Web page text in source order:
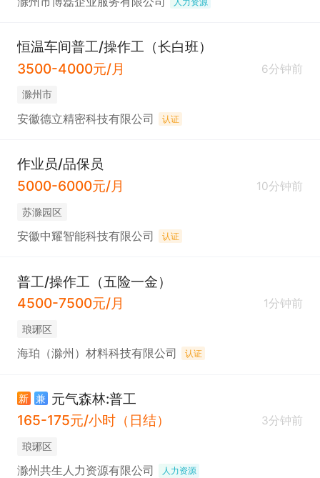
恒温车间普工/操作工（长白班）
3500-4000元/月
6分钟前
滁州市
安徽德立精密科技有限公司 认证
作业员/品保员
5000-6000元/月
10分钟前
苏滁园区
安徽中耀智能科技有限公司 认证
普工/操作工（五险一金）
4500-7500元/月
1分钟前
琅琊区
海珀（滁州）材料科技有限公司 认证
新 兼 元气森林:普工
165-175元/小时（日结）
3分钟前
琅琊区
滁州共生人力资源有限公司 人力资源